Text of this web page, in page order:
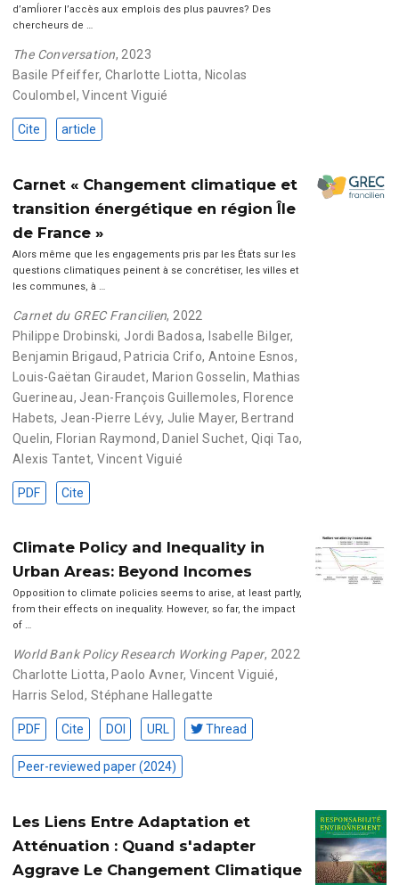
d’amĺiorer l’accès aux emplois des plus pauvres? Des
chercheurs de …
The Conversation, 2023
Basile Pfeiffer,Charlotte Liotta, Nicolas
Coulombel ,Vincent Viguié
Cite article
Carnet « Changement climatique et
transition énergétique en région Île
de France »
Alors même que les engagements pris par les États sur les
questions climatiques peinent à se concrétiser, les villes et
les communes, à …
Carnet du GREC Francilien, 2022
Philippe Drobinski, Jordi Badosa, Isabelle Bilger,
Benjamin Brigaud, Patricia Crifo,Antoine Esnos,
Louis-Gaëtan Giraudet, Marion Gosselin, Mathias
Guerineau, Jean-François Guillemoles, Florence
Habets, Jean-Pierre Lévy, Julie Mayer, Bertrand
Quelin, Florian Raymond, Daniel Suchet, Qiqi Tao,
Alexis Tantet,Vincent Viguié
PDF Cite
Climate Policy and Inequality in
Urban Areas: Beyond Incomes
Opposition to climate policies seems to arise, at least partly,
from their effects on inequality. However, so far, the impact
of …
World Bank Policy Research Working Paper, 2022
Charlotte Liotta, Paolo Avner, Vincent Viguié,
Harris Selod, Stéphane Hallegatte
PDF Cite DOI URL Thread
Peer-reviewed paper (2024)
Les Liens Entre Adaptation et
Atténuation : Quand s'adapter
Aggrave Le Changement Climatique